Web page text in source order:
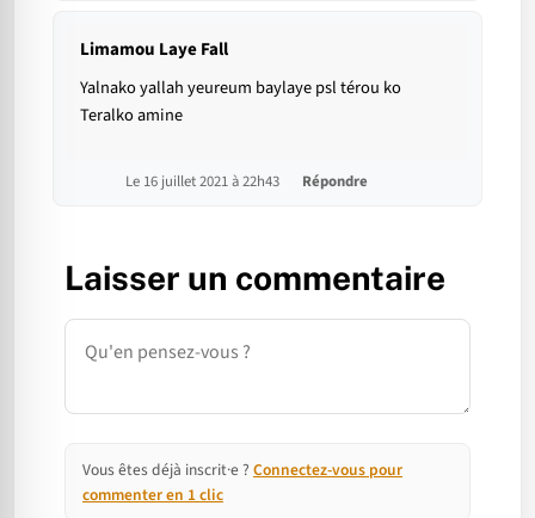
Limamou Laye Fall
Yalnako yallah yeureum baylaye psl térou ko
Teralko amine
Le 16 juillet 2021 à 22h43 Répondre
Laisser un commentaire
Commentaire
Vous êtes déjà inscrit·e ? Connectez-vous pour
commenter en 1 clic